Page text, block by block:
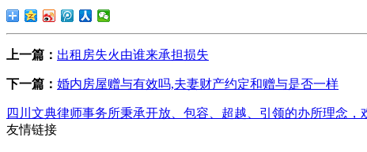
上一篇： 出租房失火由谁来承担损失
下一篇： 婚内房屋赠与有效吗,夫妻财产约定和赠与是否一样
四川文典律师事务所秉承开放、包容、超越、引领的办所理念，
友情链接